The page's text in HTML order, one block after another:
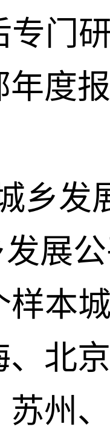
专门
年度
发展
发展
样本
、北
苏州